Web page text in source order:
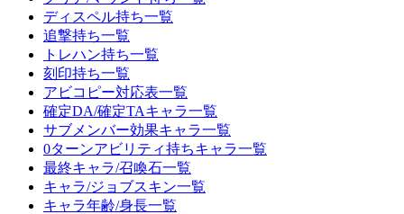
ディスペル持ち一覧
追撃持ち一覧
トレハン持ち一覧
刻印持ち一覧
アビコピー対応表一覧
確定DA/確定TAキャラ一覧
サブメンバー効果キャラ一覧
0ターンアビリティ持ちキャラ一覧
最終キャラ/召喚石一覧
キャラ/ジョブスキン一覧
キャラ年齢/身長一覧